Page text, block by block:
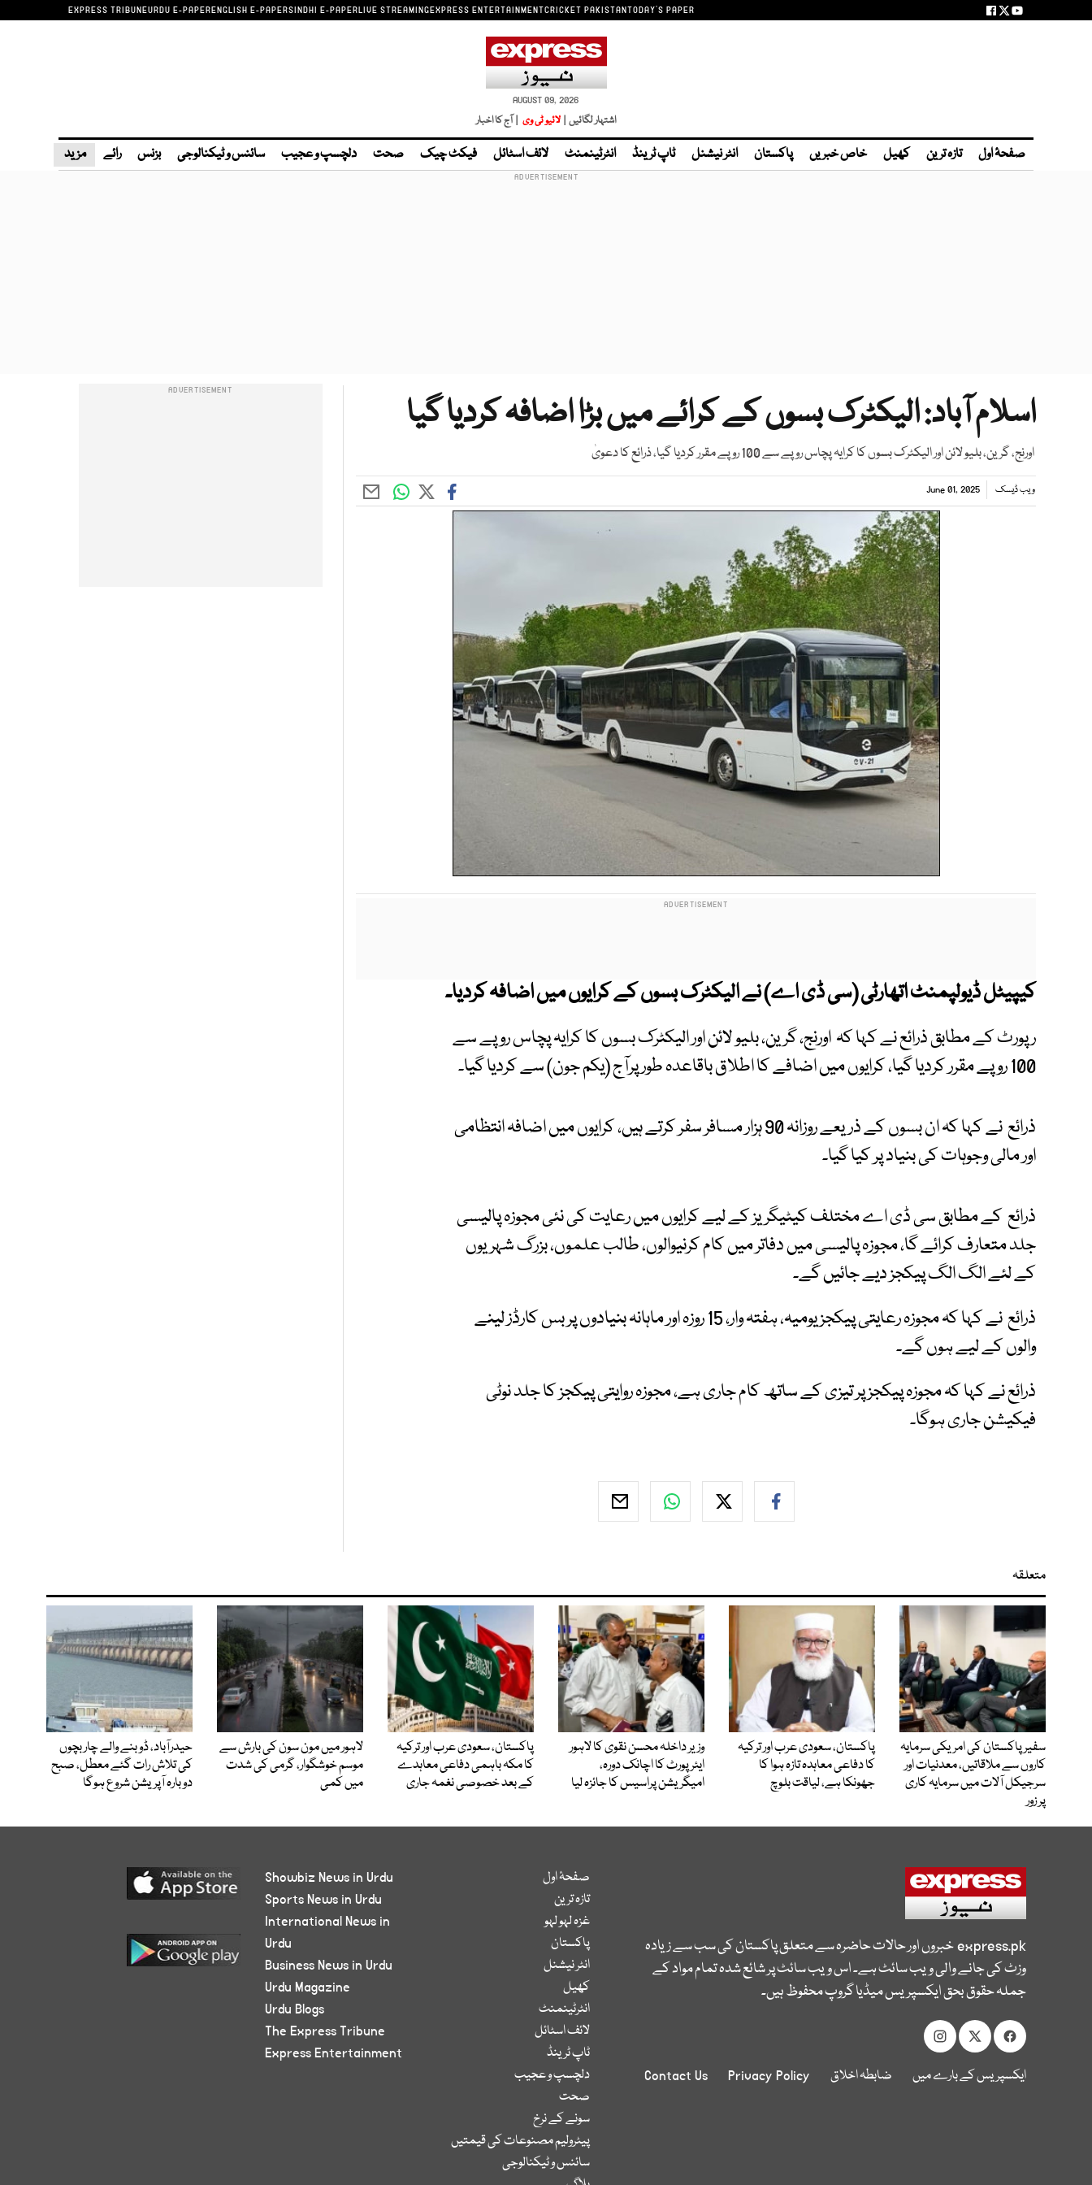
EXPRESS TRIBUNEURDU E-PAPERENGLISH E-PAPERSINDHI E-PAPERLIVE STREAMINGEXPRESS ENTERTAINMENTCRICKET PAKISTANTODAY'S PAPER
AUGUST 09, 2026
اشتہار لگائیں | لائیو ٹی وی | آج کا اخبار
صفحۂ اول تازہ ترین کھیل خاص خبریں پاکستان انٹر نیشنل ٹاپ ٹرینڈ انٹرٹینمنٹ لائف اسٹائل فیکٹ چیک صحت دلچسپ و عجیب سائنس و ٹیکنالوجی بزنس رائے مزید
اسلام آباد: الیکٹرک بسوں کے کرائے میں بڑا اضافہ کردیا گیا
اورنج، گرین، بلیو لائن اور الیکٹرک بسوں کا کرایہ پچاس روپے سے 100 روپے مقرر کردیا گیا، ذرائع کا دعویٰ
ویب ڈیسک June 01, 2025
کیپیٹل ڈیولپمنٹ اتھارٹی (سی ڈی اے) نے الیکٹرک بسوں کے کرایوں میں اضافہ کردیا۔
رپورٹ کے مطابق ذرائع نے کہا کہ اورنج، گرین، بلیو لائن اور الیکٹرک بسوں کا کرایہ پچاس روپے سے
100 روپے مقرر کردیا گیا، کرایوں میں اضافے کا اطلاق باقاعدہ طورپرآج (یکم جون) سے کردیا گیا۔
ذرائع نے کہا کہ ان بسوں کے ذریعے روزانہ 90 ہزار مسافر سفر کرتے ہیں، کرایوں میں اضافہ انتظامی
اور مالی وجوہات کی بنیاد پر کیا گیا۔
ذرائع کے مطابق سی ڈی اے مختلف کیٹیگریز کے لیے کرایوں میں رعایت کی نئی مجوزہ پالیسی
جلد متعارف کرائے گا، مجوزہ پالیسی میں دفاتر میں کام کرنیوالوں، طالب علموں، بزرگ شہریوں
کے لئے الگ الگ پیکجز دیے جائیں گے۔
ذرائع نے کہا کہ مجوزہ رعایتی پیکجز یومیہ، ہفتہ وار، 15 روزہ اور ماہانہ بنیادوں پر بس کارڈز لینے
والوں کے لیے ہوں گے۔
ذرائع نے کہا کہ مجوزہ پیکجز پر تیزی کے ساتھ کام جاری ہے، مجوزہ روایتی پیکجز کا جلد نوٹی
فیکیشن جاری ہوگا۔
متعلقہ
سفیر پاکستان کی امریکی سرمایہ
کاروں سے ملاقاتیں، معدنیات اور
سرجیکل آلات میں سرمایہ کاری
پر زور
پاکستان، سعودی عرب اور ترکیہ
کا دفاعی معاہدہ تازہ ہوا کا
جھونکا ہے، لیاقت بلوچ
وزیر داخلہ محسن نقوی کا لاہور
ایئر پورٹ کا اچانک دورہ،
امیگریشن پراسیس کا جائزہ لیا
پاکستان، سعودی عرب اور ترکیہ
کا مکہ باہمی دفاعی معاہدے
کے بعد خصوصی نغمہ جاری
لاہور میں مون سون کی بارش سے
موسم خوشگوار، گرمی کی شدت
میں کمی
حیدرآباد، ڈوبنے والے چار بچوں
کی تلاش رات گئے معطل، صبح
دوبارہ آپریشن شروع ہوگا
express.pkخبروں اور حالات حاضرہ سے متعلق پاکستان کی سب سے زیادہ
وزٹ کی جانے والی ویب سائٹ ہے۔ اس ویب سائٹ پر شائع شدہ تمام مواد کے
جملہ حقوق بحق ایکسپریس میڈیا گروپ محفوظ ہیں۔
ایکسپریس کے بارے میں ضابطہ اخلاق Privacy Policy
Contact Us
صفحۂ اول
تازہ ترین
غزہ لہو لہو
پاکستان
انٹر نیشنل
کھیل
انٹرٹینمنٹ
لائف اسٹائل
ٹاپ ٹرینڈ
دلچسپ و عجیب
صحت
سونے کے نرخ
پیٹرولیم مصنوعات کی قیمتیں
سائنس و ٹیکنالوجی
Showbiz News in Urdu
Sports News in Urdu
International News in
Urdu
Business News in Urdu
Urdu Magazine
Urdu Blogs
The Express Tribune
Express Entertainment